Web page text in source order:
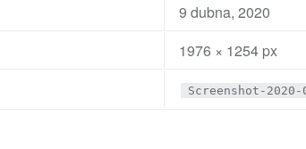
9 dubna, 2020
1976 × 1254 px
Screenshot-